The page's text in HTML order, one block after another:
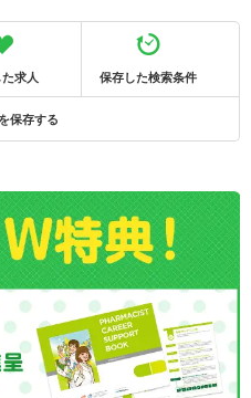
求人 保存した検索条件
保存する